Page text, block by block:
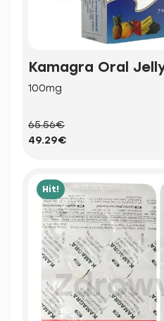
Kamagra Oral
100mg
65.56€
49.29€
Hit!